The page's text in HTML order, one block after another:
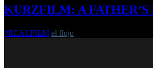
KURZFILM: A FATHER’S
*REALFILM el flojo